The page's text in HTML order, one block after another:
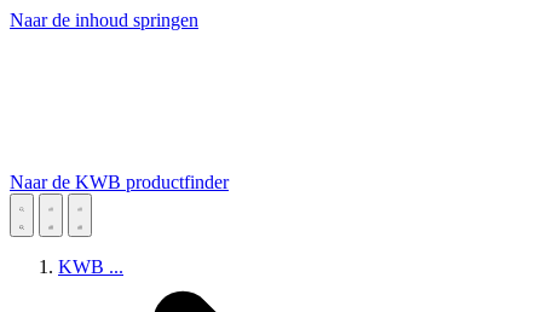
Naar de inhoud springen
Naar de KWB productfinder
KWB ...